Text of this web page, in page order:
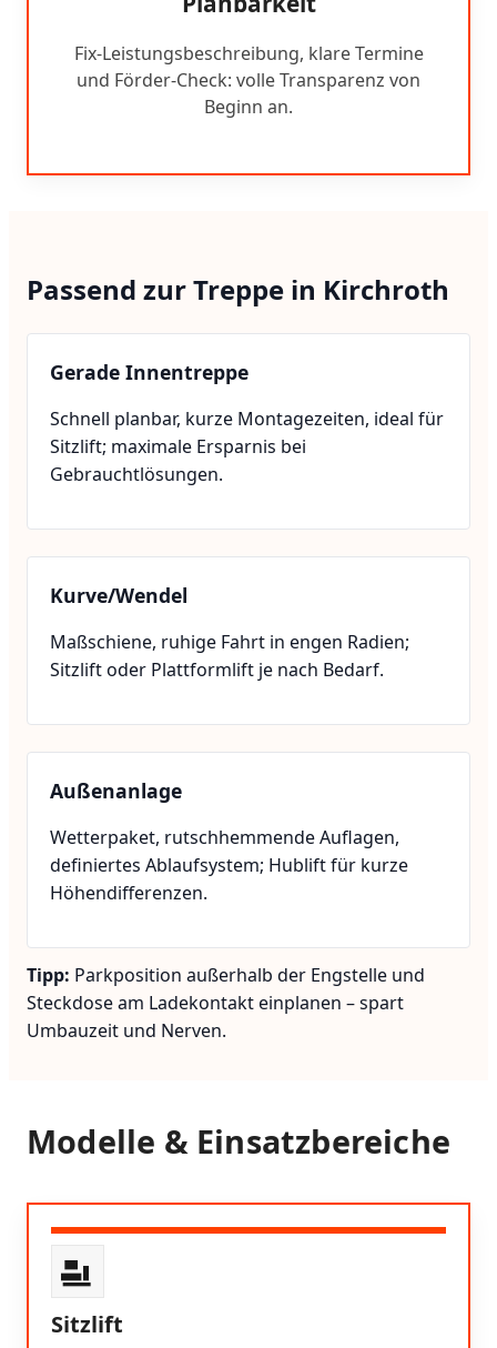
Fix-Leistungsbeschreibung, klare Termine
und Förder-Check: volle Transparenz von
Beginn an.
Passend zur Treppe in Kirchroth
Gerade Innentreppe
Schnell planbar, kurze Montagezeiten, ideal für
Sitzlift; maximale Ersparnis bei
Gebrauchtlösungen.
Kurve/Wendel
Maßschiene, ruhige Fahrt in engen Radien;
Sitzlift oder Plattformlift je nach Bedarf.
Außenanlage
Wetterpaket, rutschhemmende Auflagen,
definiertes Ablaufsystem; Hublift für kurze
Höhendifferenzen.
Tipp: Parkposition außerhalb der Engstelle und
Steckdose am Ladekontakt einplanen – spart
Umbauzeit und Nerven.
Modelle & Einsatzbereiche
Sitzlift